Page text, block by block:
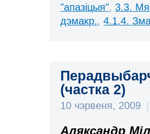
"апазіцыя", 3.3.
дэмакр.,4.1.4.
(частка 2)
10 чэрвеня, 2009
Аляксандр